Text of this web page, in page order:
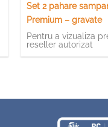
Set 2 pahare
Premium – gravate
Pentru a vizualiza
reseller autorizat